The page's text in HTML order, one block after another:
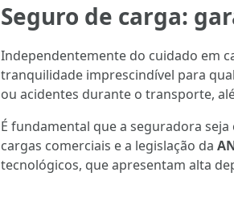
Seguro de carga:
Independentemente do cuidado em
tranquilidade imprescindível para
ou acidentes durante o transporte,
É fundamental que a seguradora
cargas comerciais e a legislação da
tecnológicos, que apresentam alta